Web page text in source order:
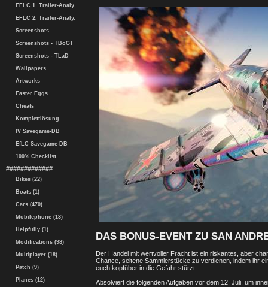
EFLC 1. Trailer-Analy.
EFLC 2. Trailer-Analy.
Screenshots
Screenshots - TBoGT
Screenshots - TLaD
Wallpapers
Artworks
Easter Eggs
Cheats
Komplettlösung
IV Savegame-DB
EfLC Savegame-DB
100% Checklist
#############
Bikes (22)
Boats (1)
Cars (470)
Mobilephone (13)
Helpfully (1)
Modifications (98)
Multiplayer (18)
Patch (9)
Planes (12)
DAS BONUS-EVENT ZU SAN
Der Handel mit wertvoller Fracht ist ein riskantes, aber
Chance, seltene Sammlerstücke zu verdienen, indem ihr
euch kopfüber in die Gefahr stürzt.
Absolviert die folgenden Aufgaben vor dem 12. Juli, um